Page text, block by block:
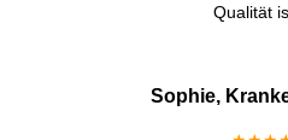
Qualität
Sophie,